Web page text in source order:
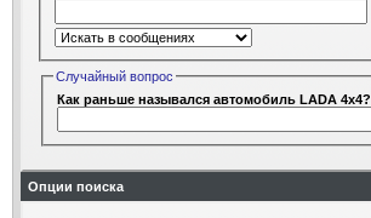
Случайный вопрос
Как раньше назывался автомобиль LADA 4x4?
Опции поиска